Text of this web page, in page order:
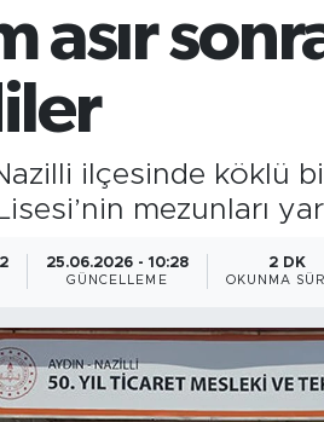
asır
Nazilli ilçesinde köklü
mezunları
25.06.2026 - 10:28
GÜNCELLEME
2 DK
OKUNMA